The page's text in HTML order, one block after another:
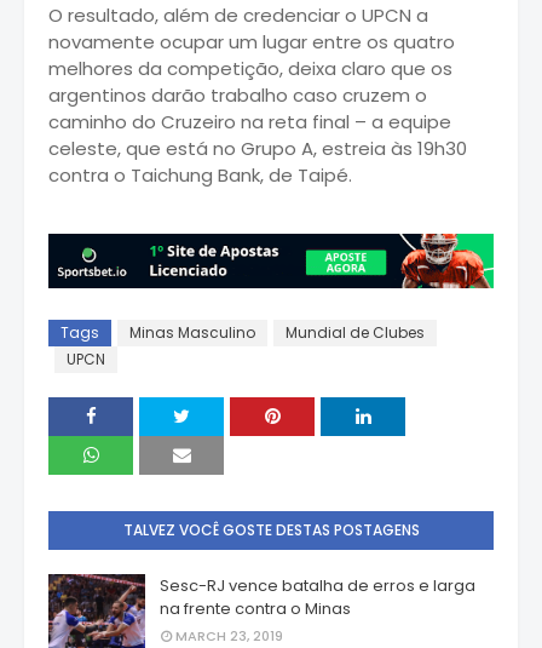
O resultado, além de credenciar o UPCN a
novamente ocupar um lugar entre os quatro
melhores da competição, deixa claro que os
argentinos darão trabalho caso cruzem o
caminho do Cruzeiro na reta final – a equipe
celeste, que está no Grupo A, estreia às 19h30
contra o Taichung Bank, de Taipé.
Tags Minas Masculino
Mundial de Clubes
UPCN
TALVEZ VOCÊ GOSTE DESTAS POSTAGENS
Sesc-RJ vence batalha de erros e larga
na frente contra o Minas
MARCH 23, 2019